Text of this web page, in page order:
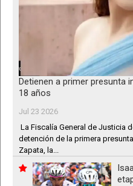
Detienen a primer presunta
18 años
Jul 23 2026
La Fiscalía General de Justicia
detención de la primera
Zapata, la...